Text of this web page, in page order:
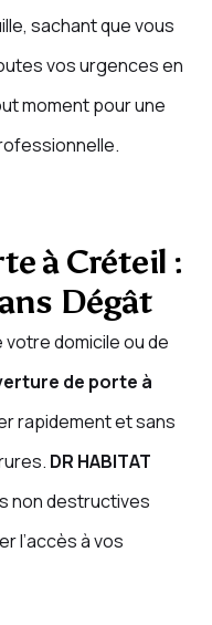
sachant que vous
vos urgences en
moment pour une
à Créteil :
Dégât
votre domicile ou de
de porte à
rapidement et sans
DR HABITAT
non destructives
l’accès à vos